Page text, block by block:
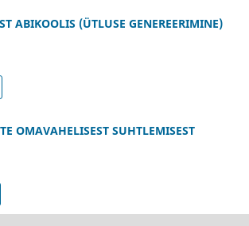
ABIKOOLIS (ÜTLUSE GENEREERIMINE)
OMAVAHELISEST SUHTLEMISEST